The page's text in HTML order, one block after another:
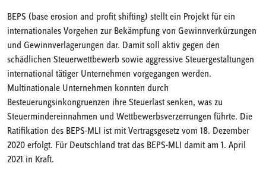
BEPS (base erosion and profit shifting) stellt ein Projekt für ein
internationales Vorgehen zur Bekämpfung von Gewinnverkürzungen
und Gewinnverlagerungen dar. Damit soll aktiv gegen den
schädlichen Steuerwettbewerb sowie aggressive Steuergestaltungen
international tätiger Unternehmen vorgegangen werden.
Multinationale Unternehmen konnten durch
Besteuerungsinkongruenzen ihre Steuerlast senken, was zu
Steuermindereinnahmen und Wettbewerbsverzerrungen führte. Die
Ratifikation des BEPS-MLI ist mit Vertragsgesetz vom 18. Dezember
2020 erfolgt. Für Deutschland trat das BEPS-MLI damit am 1. April
2021 in Kraft.